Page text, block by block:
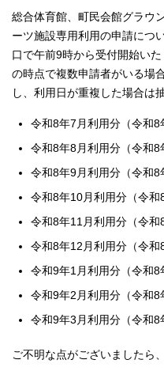
総合体育館、町民会館グラウ
ーツ施設専用利用の申請につ
口で午前9時から受付開始い
の時点で複数申請者がいる場
し、利用日が重複した場合は
令和8年7月利用分（令和8
令和8年8月利用分（令和8
令和8年9月利用分（令和8
令和8年10月利用分（令和
令和8年11月利用分（令和
令和8年12月利用分（令和
令和9年1月利用分（令和8
令和9年2月利用分（令和8
令和9年3月利用分（令和8
ご不明な点がございましたら